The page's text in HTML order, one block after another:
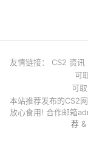
友情链接： CS2 资讯
可
可
本站推荐发布的CS2
放心食用! 合作邮箱
荐